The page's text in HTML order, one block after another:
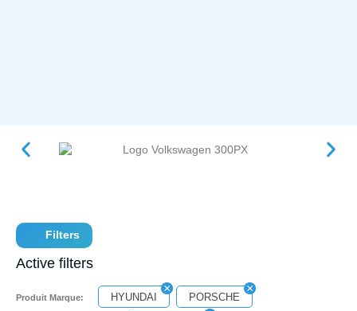
Filters
Active filters
Produit Marque: HYUNDAI PORSCHE